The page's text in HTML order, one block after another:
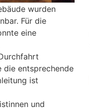
wurden
Für die
eine
die entsprechende
ist
und